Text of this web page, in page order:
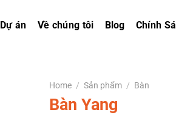
Dự án Về chúng tôi Blog Chính
Home / Sản phẩm / Bàn
Bàn Yang